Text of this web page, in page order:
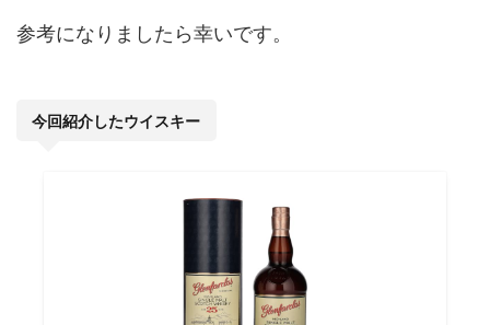
参考になりましたら幸いです。
今回紹介したウイスキー